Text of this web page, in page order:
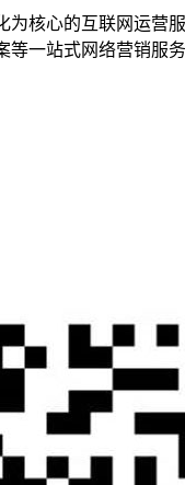
核心的互联网运营
一站式网络营销服务